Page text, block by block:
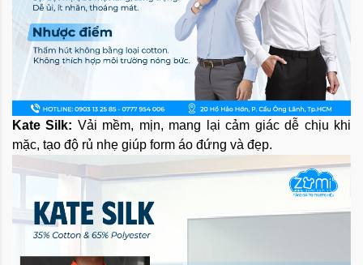
Kate Silk: Vải mềm, mịn, mang lại cảm giác dễ chịu khi
mặc, tạo độ rủ nhẹ giúp form áo đứng và đẹp.